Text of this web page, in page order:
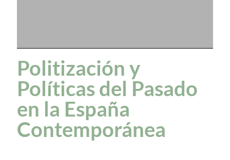
Politización y
Políticas del Pasado
en la España
Contemporánea